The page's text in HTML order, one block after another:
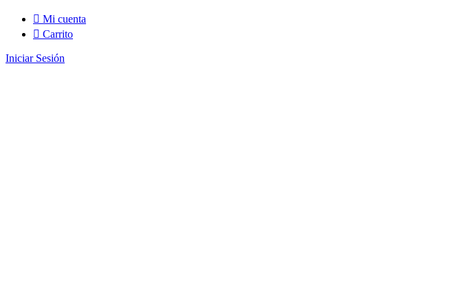
Mi cuenta
Carrito
Iniciar Sesión